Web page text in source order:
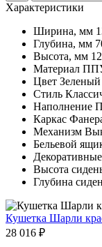
Характеристики
Ширина, мм
Глубина, мм
Высота, мм
Материал
Цвет Зеленый
Стиль
Наполнение
Каркас
Механизм
Бельевой
Высота
Глубина
Кушетка Шарли
28 016 ₽